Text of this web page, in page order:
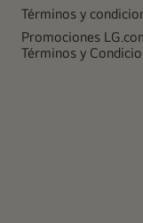
Términos y
Promociones
Términos y